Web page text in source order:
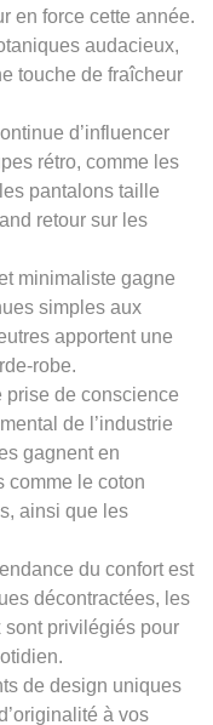
en force cette année.
audacieux,
touche de fraîcheur
d’influencer
rétro, comme les
pantalons taille
retour sur les
minimaliste gagne
simples aux
apportent une
robe.
prise de conscience
de l’industrie
gagnent en
comme le coton
ainsi que les
du confort est
décontractées, les
privilégiés pour
de design uniques
à vos